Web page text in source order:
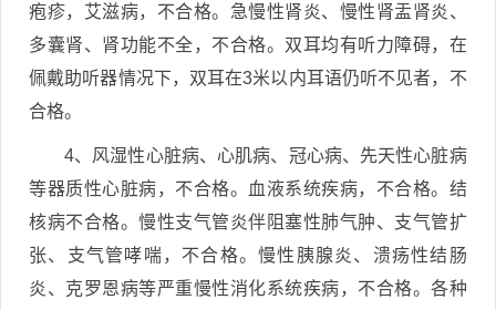
疱疹，艾滋病，不合格。急慢性肾炎、慢性肾盂肾炎、
多囊肾、肾功能不全，不合格。双耳均有听力障碍，在
佩戴助听器情况下，双耳在3米以内耳语仍听不见者，不
合格。
4、风湿性心脏病、心肌病、冠心病、先天性心脏病
等器质性心脏病，不合格。血液系统疾病，不合格。结
核病不合格。慢性支气管炎伴阻塞性肺气肿、支气管扩
张、支气管哮喘，不合格。慢性胰腺炎、溃疡性结肠
炎、克罗恩病等严重慢性消化系统疾病，不合格。各种